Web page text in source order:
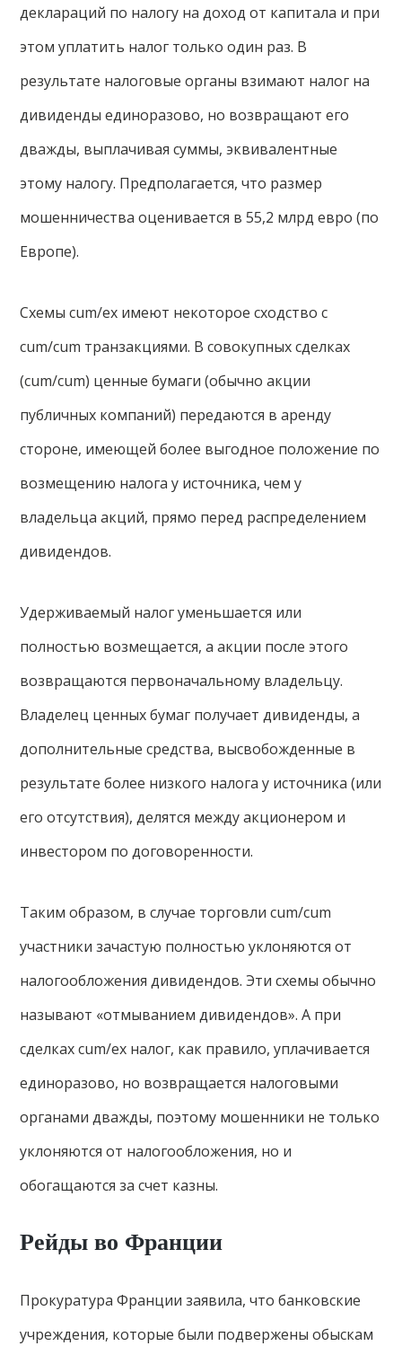
деклараций по налогу на доход от капитала и при
этом уплатить налог только один раз. В
результате налоговые органы взимают налог на
дивиденды единоразово, но возвращают его
дважды, выплачивая суммы, эквивалентные
этому налогу. Предполагается, что размер
мошенничества оценивается в 55,2 млрд евро (по
Европе).
Схемы cum/ex имеют некоторое сходство с
cum/cum транзакциями. В совокупных сделках
(cum/cum) ценные бумаги (обычно акции
публичных компаний) передаются в аренду
стороне, имеющей более выгодное положение по
возмещению налога у источника, чем у
владельца акций, прямо перед распределением
дивидендов.
Удерживаемый налог уменьшается или
полностью возмещается, а акции после этого
возвращаются первоначальному владельцу.
Владелец ценных бумаг получает дивиденды, а
дополнительные средства, высвобожденные в
результате более низкого налога у источника (или
его отсутствия), делятся между акционером и
инвестором по договоренности.
Таким образом, в случае торговли cum/cum
участники зачастую полностью уклоняются от
налогообложения дивидендов. Эти схемы обычно
называют «отмыванием дивидендов». А при
сделках cum/ex налог, как правило, уплачивается
единоразово, но возвращается налоговыми
органами дважды, поэтому мошенники не только
уклоняются от налогообложения, но и
обогащаются за счет казны.
Рейды во Франции
Прокуратура Франции заявила, что банковские
учреждения, которые были подвержены обыскам